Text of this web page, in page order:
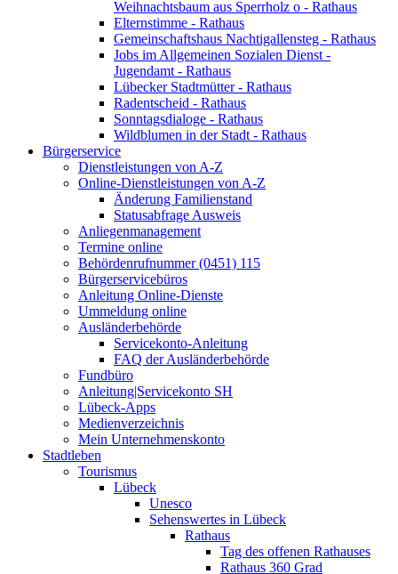
Weihnachtsbaum aus Sperrholz o - Rathaus
Elternstimme - Rathaus
Gemeinschaftshaus Nachtigallensteg - Rathaus
Jobs im Allgemeinen Sozialen Dienst -
Jugendamt - Rathaus
Lübecker Stadtmütter - Rathaus
Radentscheid - Rathaus
Sonntagsdialoge - Rathaus
Wildblumen in der Stadt - Rathaus
Bürgerservice
Dienstleistungen von A-Z
Online-Dienstleistungen von A-Z
Änderung Familienstand
Statusabfrage Ausweis
Anliegenmanagement
Termine online
Behördenrufnummer (0451) 115
Bürgerservicebüros
Anleitung Online-Dienste
Ummeldung online
Ausländerbehörde
Servicekonto-Anleitung
FAQ der Ausländerbehörde
Fundbüro
Anleitung|Servicekonto SH
Lübeck-Apps
Medienverzeichnis
Mein Unternehmenskonto
Stadtleben
Tourismus
Lübeck
Unesco
Sehenswertes in Lübeck
Rathaus
Tag des offenen Rathauses
Rathaus 360 Grad